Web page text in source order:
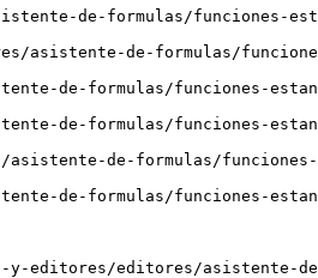
de-formulas/funciones-
asistente-de-formulas/
de-formulas/funciones-
de-formulas/funciones-
de-formulas/
de-formulas/funciones-
editores/editores/asistente-